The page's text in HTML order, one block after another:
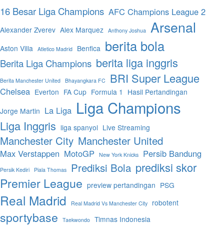
16 Besar Liga Champions AFC Champions League 2
Alexander Zverev Alex Marquez Anthony Joshua Arsenal
Aston Villa Atletico Madrid Benfica berita bola
Berita Liga Champions berita liga inggris
Berita Manchester United Bhayangkara FC BRI Super League
Chelsea Everton FA Cup Formula 1
Hasil Pertandingan
Jorge Martin La Liga Liga Champions
Liga Inggris liga spanyol Live Streaming
Manchester City Manchester United
Max Verstappen MotoGP New York Knicks Persib Bandung
Persik Kediri Piala Thomas Prediksi Bola prediksi skor
Premier League preview pertandingan PSG
Real Madrid Real Madrid Vs Manchester City robotent
sportybase Taekwondo Timnas Indonesia